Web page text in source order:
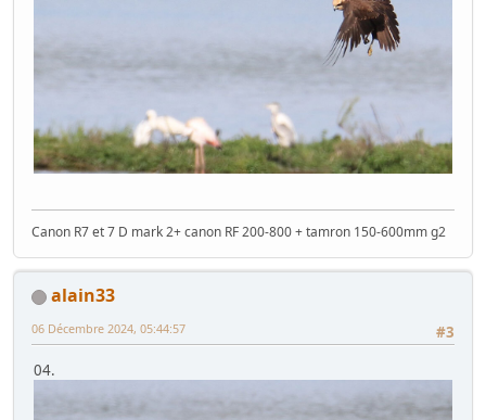
Canon R7 et 7 D mark 2+ canon RF 200-800 + tamron 150-600mm g2
alain33
#3
06 Décembre 2024, 05:44:57
04.